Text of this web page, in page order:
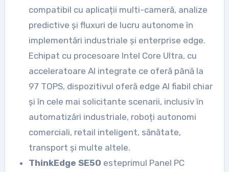
compatibil cu aplicații multi-cameră, analize
predictive și fluxuri de lucru autonome în
implementări industriale și enterprise edge.
Echipat cu procesoare Intel Core Ultra, cu
acceleratoare AI integrate ce oferă până la
97 TOPS, dispozitivul oferă edge AI fiabil chiar
și în cele mai solicitante scenarii, inclusiv în
automatizări industriale, roboți autonomi
comerciali, retail inteligent, sănătate,
transport și multe altele.
ThinkEdge SE50 esteprimul Panel PC